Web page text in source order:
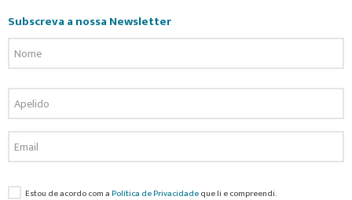
Subscreva a nossa Newsletter
Estou de acordo com aPolítica de Privacidadeque li e compreendi.